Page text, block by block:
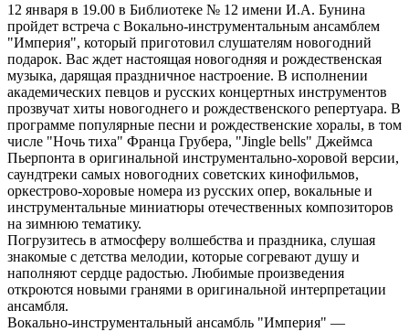
12 января в 19.00 в Библиотеке № 12 имени И.А. Бунина
пройдет встреча с Вокально-инструментальным ансамблем
"Империя", который приготовил слушателям новогодний
подарок. Вас ждет настоящая новогодняя и рождественская
музыка, дарящая праздничное настроение. В исполнении
академических певцов и русских концертных инструментов
прозвучат хиты новогоднего и рождественского репертуара. В
программе популярные песни и рождественские хоралы, в том
числе "Ночь тиха" Франца Грубера, "Jingle bells" Джеймса
Пьерпонта в оригинальной инструментально-хоровой версии,
саундтреки самых новогодних советских кинофильмов,
оркестрово-хоровые номера из русских опер, вокальные и
инструментальные миниатюры отечественных композиторов
на зимнюю тематику.
Погрузитесь в атмосферу волшебства и праздника, слушая
знакомые с детства мелодии, которые согревают душу и
наполняют сердце радостью. Любимые произведения
откроются новыми гранями в оригинальной интерпретации
ансамбля.
Вокально-инструментальный ансамбль "Империя" —